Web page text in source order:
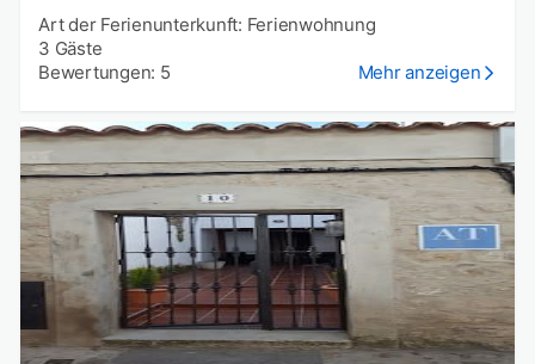
Art der Ferienunterkunft: Ferienwohnung
3 Gäste
Bewertungen: 5
Mehr anzeigen